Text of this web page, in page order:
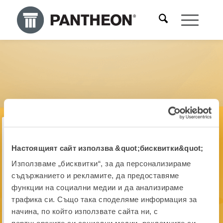
Настоящият сайт използва &quot;бисквитки&quot;
Използваме „бисквитки“, за да персонализираме
съдържанието и рекламите, да предоставяме
функции на социални медии и да анализираме
трафика си. Също така споделяме информация за
начина, по който използвате сайта ни, с
Сертифициран експерт
Peter Čoklc
DATALAB SI
Словения
peter.coklc@datalab.si
Специализиран за: